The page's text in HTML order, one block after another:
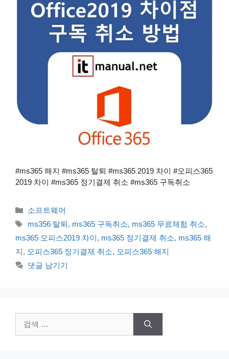
#ms365 해지 #ms365 탈퇴 #ms365 2019 차이 #오피스365
2019 차이 #ms365 정기결제 취소 #ms365 구독취소
카
리
소프트웨어
태
그
ms356 탈퇴, ms365 구독취소, ms365 무료체험 취소,
ms365 오피스2019 차이, ms365 정기결제 취소, ms365 해
지, 오피스365 정기결제 취소, 오피스365 해지
댓글 남기기
색: